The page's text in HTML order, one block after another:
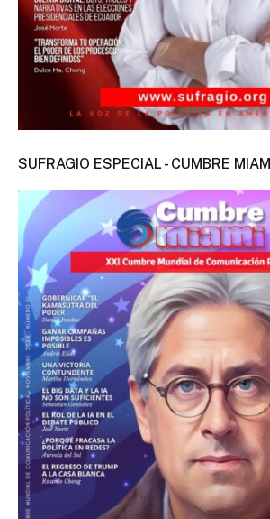
SUFRAGIO ESPECIAL - CUMBRE MIAMI